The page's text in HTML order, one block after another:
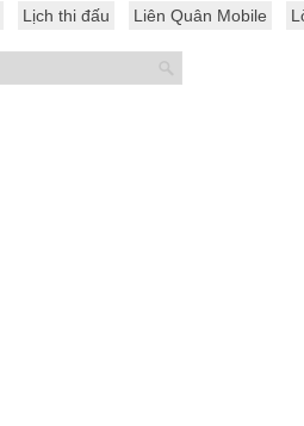
Lịch thi đấu Liên Quân Mobile